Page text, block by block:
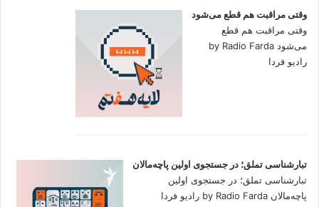
وقتی مراقبت هم قطع می‌شود
وقتی مراقبت هم قطع
می‌شود by Radio Farda
رادیو فردا
تبارشناسی تملق؛ در جستجوی اولین‌ پاچه‌مالان
تبارشناسی تملق؛ در جستجوی اولین‌
پاچه‌مالان by Radio Farda رادیو فردا